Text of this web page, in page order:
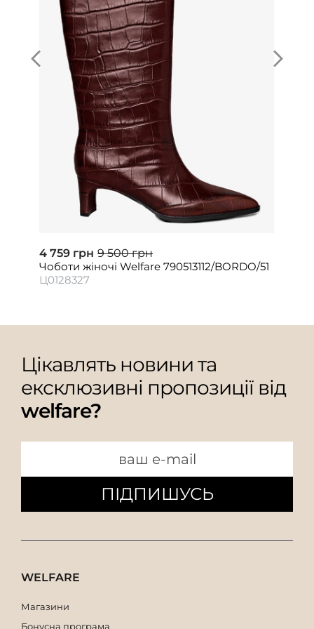
4 759 грн 9 500 грн
Чоботи жіночі Welfare 790513112/BORDO/51
Ц0128327
Цікавлять новини та
ексклюзивні пропозиції від
welfare?
ПІДПИШУСЬ
WELFARE
Магазини
Бонусна програма